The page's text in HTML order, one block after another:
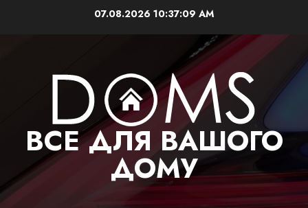
07.08.2026 10:37:09 AM
ВСЕ ДЛЯ ВАШОГО
ДОМУ